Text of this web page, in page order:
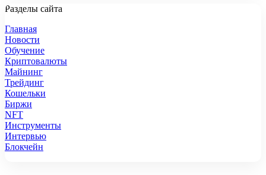
Разделы сайта
Главная
Новости
Обучение
Криптовалюты
Майнинг
Трейдинг
Кошельки
Биржи
NFT
Инструменты
Интервью
Блокчейн